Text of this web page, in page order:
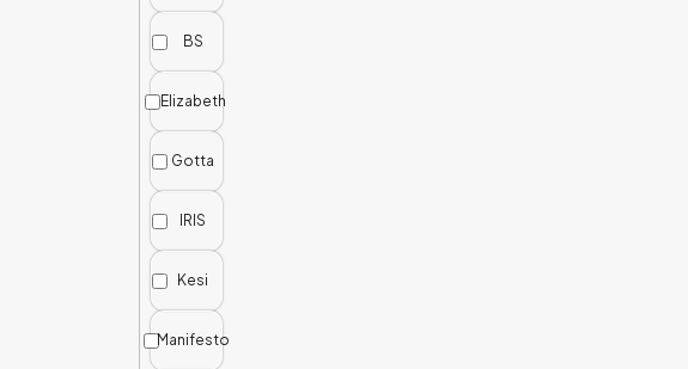
BS
Elizabeth
Gotta
IRIS
Kesi
Manifesto